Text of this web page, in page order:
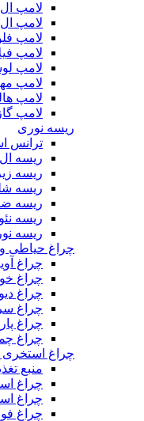
لامپ
لامپ
لامپ
لامپ
لامپ
لامپ
لامپ
لامپ
ریسه نوری
ترانس
ریسه
ریسه
ریسه
ریسه
ریسه
ریسه
چراغ حیاطی
چراغ
چراغ
چراغ
چراغ
چراغ
چراغ
چراغ استخری
منبع
چراغ
چراغ
چراغ